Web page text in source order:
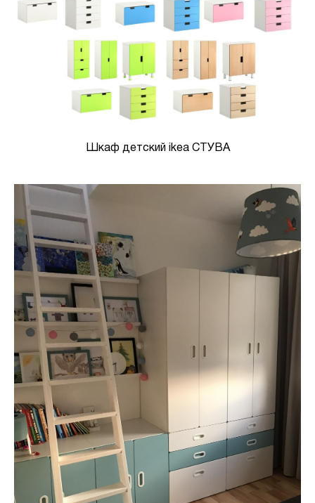
Шкаф детский ikea СТУВА